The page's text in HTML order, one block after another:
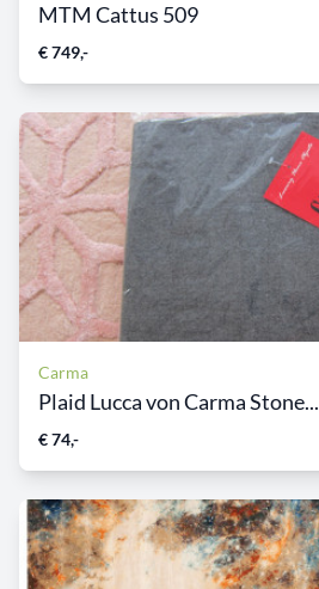
MTM Cattus 509
€ 749,-
Carma
Plaid Lucca von Carma Stone...
€ 74,-